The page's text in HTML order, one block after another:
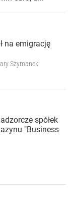
na emigrację
Szymanek
spółek
"Business